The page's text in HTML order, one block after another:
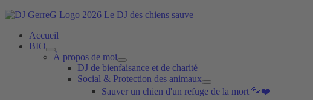
Accueil
BIO
À propos de moi
DJ de bienfaisance et de charité
Social & Protection des animaux
Sauver un chien d'un refuge de la mort 🐾❤️